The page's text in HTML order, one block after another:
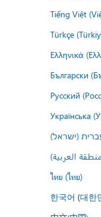
Tiếng Việt
Türkçe
Ελληνικά
Български
Русский
Українська
(ישראל)
العربية)
ไทย (ไทย)
한국어 (대한